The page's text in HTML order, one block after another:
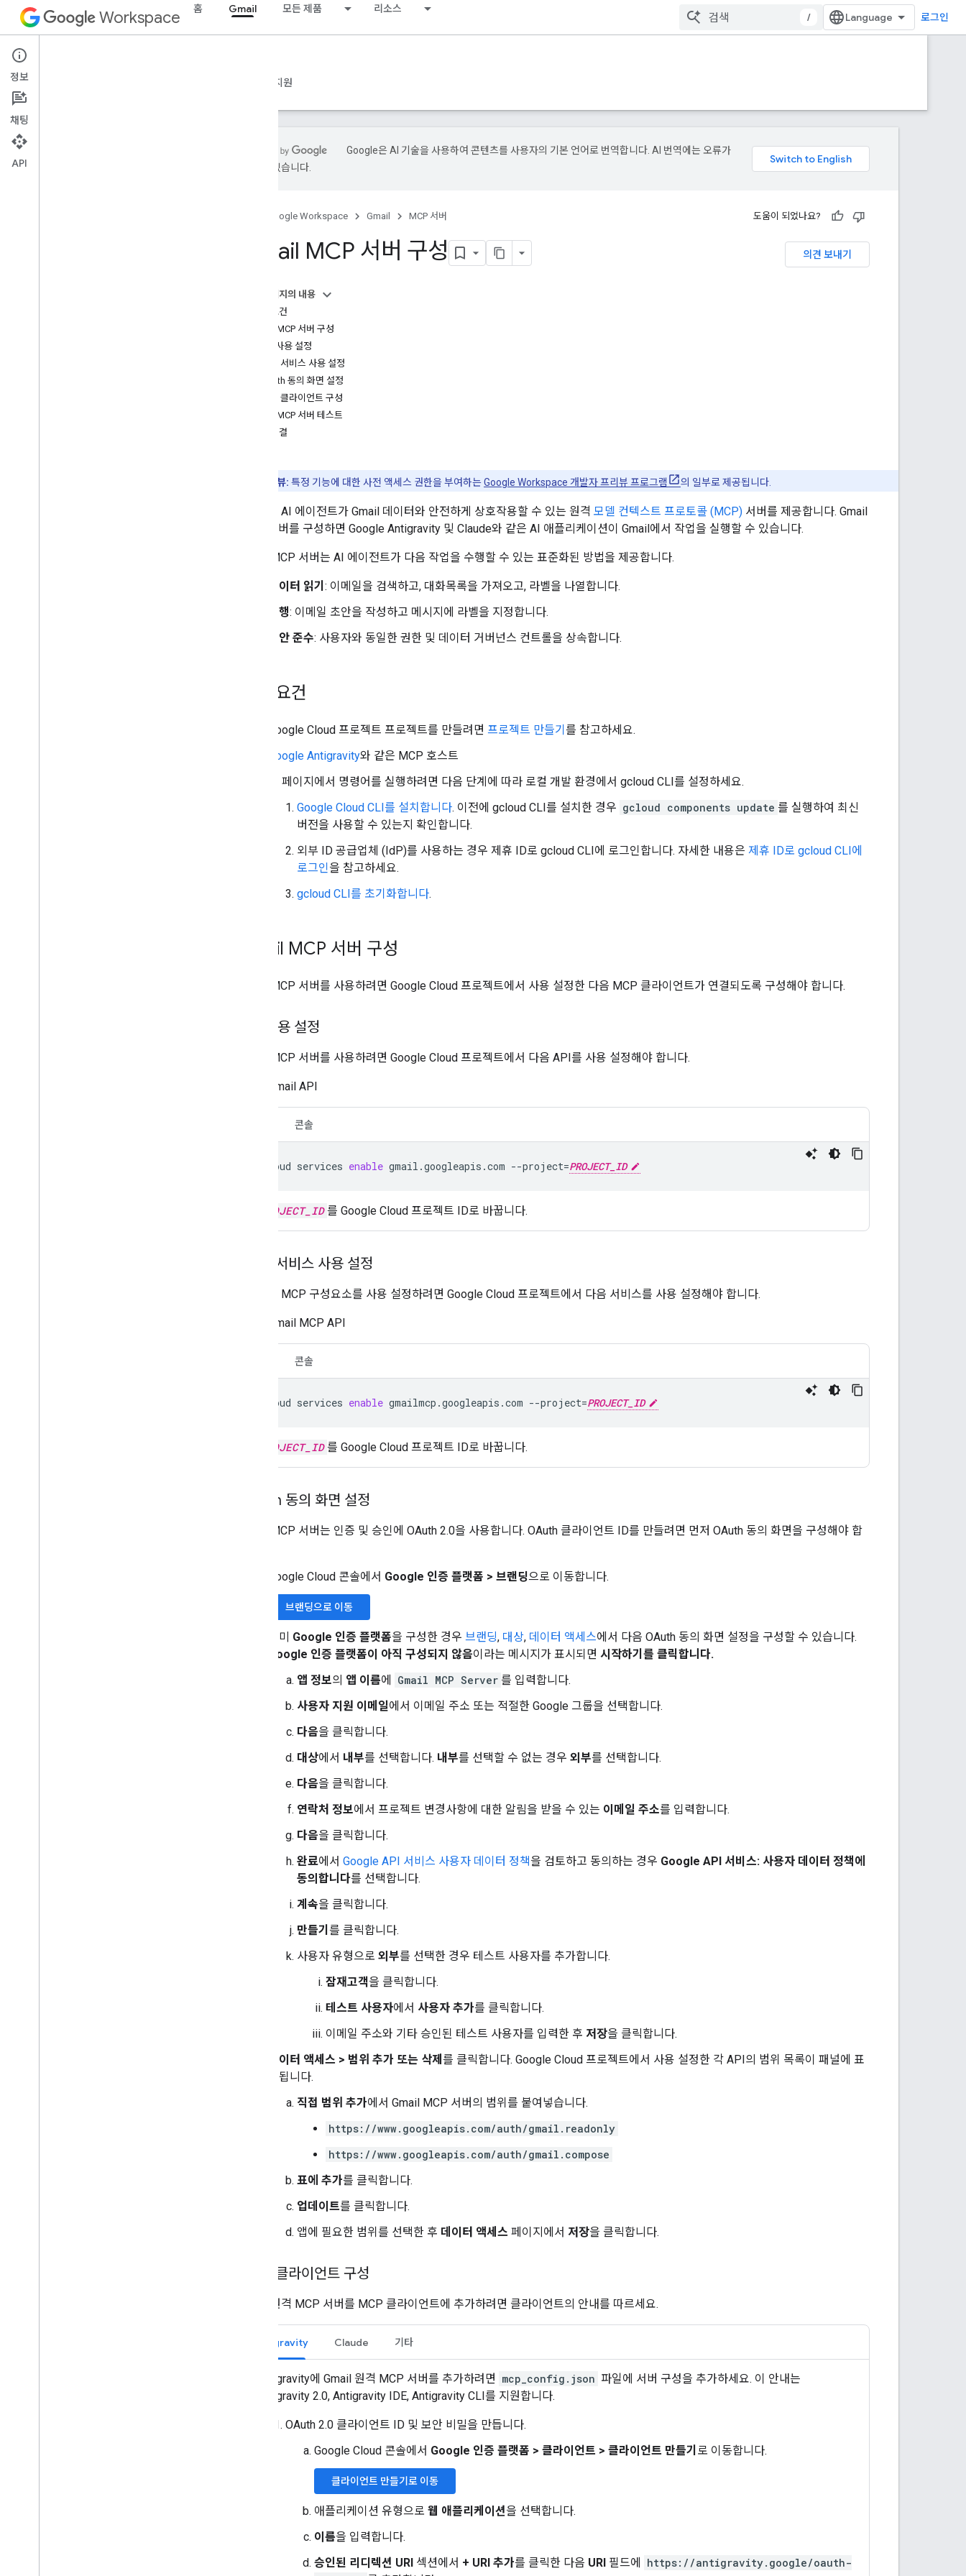
Workspace 홈 Gmail 모든 제품 리소스
/ 로그인
Gmail
개요 지원
Google은 AI 기술을 사용하여 콘텐츠를 사용자의 기본 언어로 번역합니다. AI 번역에는 오류가
있을 수 있습니다.
Google Workspace Gmail MCP 서버 도움이 되었나요?
의견 보내기
Gmail MCP 서버 구성
이 페이지의 내용
기본 요건
Gmail MCP 서버 구성
API 사용 설정
MCP 서비스 사용 설정
OAuth 동의 화면 설정
MCP 클라이언트 구성
Gmail MCP 서버 테스트
문제 해결
개발자 프리뷰: 특정 기능에 대한 사전 액세스 권한을 부여하는Google Workspace 개발자 프리뷰 프로그램 의 일부로 제공됩니다.
Gmail은 AI 에이전트가 Gmail 데이터와 안전하게 상호작용할 수 있는 원격 모델 컨텍스트 프로토콜 (MCP) 서버를 제공합니다. Gmail
MCP 서버를 구성하면 Google Antigravity 및 Claude와 같은 AI 애플리케이션이 Gmail에서 작업을 실행할 수 있습니다.
Gmail MCP 서버는 AI 에이전트가 다음 작업을 수행할 수 있는 표준화된 방법을 제공합니다.
데이터 읽기 : 이메일을 검색하고, 대화목록을 가져오고, 라벨을 나열합니다.
실행: 이메일 초안을 작성하고 메시지에 라벨을 지정합니다.
보안 준수: 사용자와 동일한 권한 및 데이터 거버넌스 컨트롤을 상속합니다.
기본 요건
Google Cloud 프로젝트 프로젝트를 만들려면 프로젝트 만들기 를 참고하세요.
Google Antigravity와 같은 MCP 호스트
이 페이지에서 명령어를 실행하려면 다음 단계에 따라 로컬 개발 환경에서 gcloud CLI를 설정하세요.
Google Cloud CLI를 설치합니다. 이전에 gcloud CLI를 설치한 경우 gcloud components update 를 실행하여 최신
버전을 사용할 수 있는지 확인합니다.
외부 ID 공급업체 (IdP)를 사용하는 경우 제휴 ID로 gcloud CLI에 로그인합니다. 자세한 내용은 제휴 ID로 gcloud CLI에
로그인을 참고하세요.
gcloud CLI를 초기화합니다.
Gmail MCP 서버 구성
Gmail MCP 서버를 사용하려면 Google Cloud 프로젝트에서 사용 설정한 다음 MCP 클라이언트가 연결되도록 구성해야 합니다.
API 사용 설정
Gmail MCP 서버를 사용하려면 Google Cloud 프로젝트에서 다음 API를 사용 설정해야 합니다.
Gmail API
콘솔
gcloud services enable gmail.googleapis.com --project=PROJECT_ID
PROJECT_ID 를 Google Cloud 프로젝트 ID로 바꿉니다.
MCP 서비스 사용 설정
Gmail용 MCP 구성요소를 사용 설정하려면 Google Cloud 프로젝트에서 다음 서비스를 사용 설정해야 합니다.
Gmail MCP API
콘솔
gcloud services enable gmailmcp.googleapis.com --project=PROJECT_ID
PROJECT_ID 를 Google Cloud 프로젝트 ID로 바꿉니다.
OAuth 동의 화면 설정
Gmail MCP 서버는 인증 및 승인에 OAuth 2.0을 사용합니다. OAuth 클라이언트 ID를 만들려면 먼저 OAuth 동의 화면을 구성해야 합
Google Cloud 콘솔에서 Google 인증 플랫폼 > 브랜딩으로 이동합니다.
브랜딩으로 이동
이미 Google 인증 플랫폼을 구성한 경우 브랜딩, 대상, 데이터 액세스에서 다음 OAuth 동의 화면 설정을 구성할 수 있습니다.
Google 인증 플랫폼이 아직 구성되지 않음이라는 메시지가 표시되면 시작하기를 클릭합니다.
앱 정보의 앱 이름에 Gmail MCP Server 를 입력합니다.
사용자 지원 이메일에서 이메일 주소 또는 적절한 Google 그룹을 선택합니다.
다음을 클릭합니다.
대상에서 내부를 선택합니다. 내부를 선택할 수 없는 경우 외부를 선택합니다.
다음을 클릭합니다.
연락처 정보에서 프로젝트 변경사항에 대한 알림을 받을 수 있는 이메일 주소를 입력합니다.
다음을 클릭합니다.
완료에서 Google API 서비스 사용자 데이터 정책 을 검토하고 동의하는 경우 Google API 서비스: 사용자 데이터 정책에
동의합니다를 선택합니다.
계속을 클릭합니다.
만들기 를 클릭합니다.
사용자 유형으로 외부를 선택한 경우 테스트 사용자를 추가합니다.
잠재고객을 클릭합니다.
테스트 사용자에서 사용자 추가를 클릭합니다.
이메일 주소와 기타 승인된 테스트 사용자를 입력한 후 저장을 클릭합니다.
데이터 액세스 > 범위 추가 또는 삭제 를 클릭합니다. Google Cloud 프로젝트에서 사용 설정한 각 API의 범위 목록이 패널에 표
시됩니다.
직접 범위 추가에서 Gmail MCP 서버의 범위를 붙여넣습니다.
https://www.googleapis.com/auth/gmail.readonly
https://www.googleapis.com/auth/gmail.compose
표에 추가를 클릭합니다.
업데이트를 클릭합니다.
앱에 필요한 범위를 선택한 후 데이터 액세스 페이지에서 저장을 클릭합니다.
MCP 클라이언트 구성
Gmail 원격 MCP 서버를 MCP 클라이언트에 추가하려면 클라이언트의 안내를 따르세요.
Antigravity Claude 기타
Antigravity에 Gmail 원격 MCP 서버를 추가하려면 mcp_config.json 파일에 서버 구성을 추가하세요. 이 안내는
Antigravity 2.0, Antigravity IDE, Antigravity CLI를 지원합니다.
OAuth 2.0 클라이언트 ID 및 보안 비밀을 만듭니다.
Google Cloud 콘솔에서 Google 인증 플랫폼 > 클라이언트 > 클라이언트 만들기 로 이동합니다.
클라이언트 만들기로 이동
애플리케이션 유형으로 웹 애플리케이션을 선택합니다.
이름을 입력합니다.
승인된 리디렉션 URI 섹션에서 + URI 추가를 클릭한 다음 URI 필드에
https://antigravity.google/oauth-
정보
채팅
API